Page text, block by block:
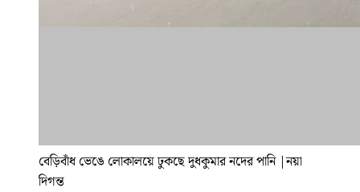
বেড়িবাঁধ ভেঙে লোকালয়ে ঢুকছে দুধকুমার নদের পানি |নয়া
দিগন্ত